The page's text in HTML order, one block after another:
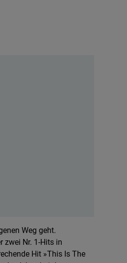
Weg geht.
zwei Nr. 1-Hits in
Hit »This Is The